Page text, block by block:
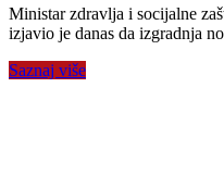
Ministar zdravlja i socijalne
izjavio je danas da izgradnja
Saznaj više